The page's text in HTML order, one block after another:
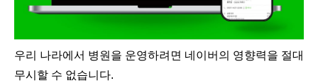
우리 나라에서 병원을 운영하려면 네이버의 영향력을 절대
무시할 수 없습니다.